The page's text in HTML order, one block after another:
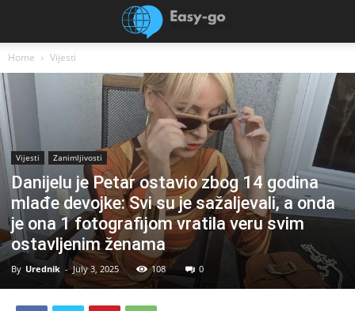
Home Vijesti
Vijesti Zanimljivosti
Danijelu je Petar ostavio zbog 14 godina
mlađe devojke: Svi su je sažaljevali, a onda
je ona 1 fotografijom vratila veru svim
ostavljenim ženama
By Urednik - July 3, 2025 108 0